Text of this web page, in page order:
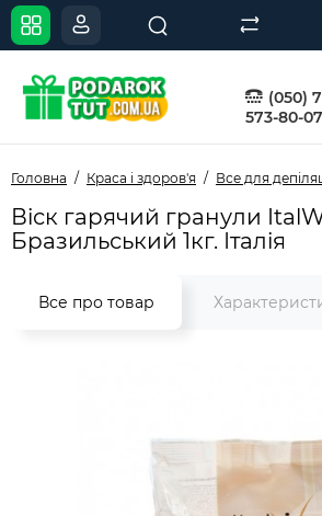
(050)
573-80-07
Головна Краса і здоров'я Все для
Віск гарячий гранули
Бразильський 1кг. Італія
Все про товар